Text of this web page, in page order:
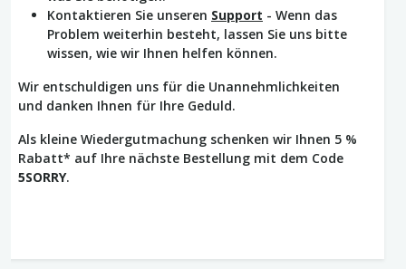
Kontaktieren Sie unseren Support - Wenn das
Problem weiterhin besteht, lassen Sie uns bitte
wissen, wie wir Ihnen helfen können.
Wir entschuldigen uns für die Unannehmlichkeiten
und danken Ihnen für Ihre Geduld.
Als kleine Wiedergutmachung schenken wir Ihnen 5 %
Rabatt* auf Ihre nächste Bestellung mit dem Code
5SORRY.